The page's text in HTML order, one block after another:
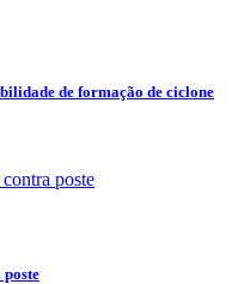
de formação de ciclone